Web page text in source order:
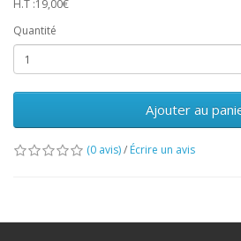
H.T :19,00€
Quantité
Ajouter au
(0 avis)/ Écrire un avis